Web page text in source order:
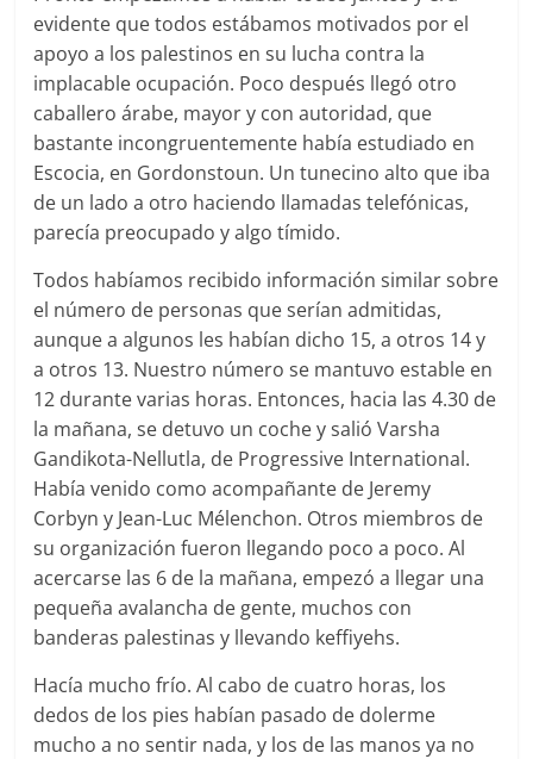
evidente que todos estábamos motivados por el
apoyo a los palestinos en su lucha contra la
implacable ocupación. Poco después llegó otro
caballero árabe, mayor y con autoridad, que
bastante incongruentemente había estudiado en
Escocia, en Gordonstoun. Un tunecino alto que iba
de un lado a otro haciendo llamadas telefónicas,
parecía preocupado y algo tímido.
Todos habíamos recibido información similar sobre
el número de personas que serían admitidas,
aunque a algunos les habían dicho 15, a otros 14 y
a otros 13. Nuestro número se mantuvo estable en
12 durante varias horas. Entonces, hacia las 4.30 de
la mañana, se detuvo un coche y salió Varsha
Gandikota-Nellutla, de Progressive International.
Había venido como acompañante de Jeremy
Corbyn y Jean-Luc Mélenchon. Otros miembros de
su organización fueron llegando poco a poco. Al
acercarse las 6 de la mañana, empezó a llegar una
pequeña avalancha de gente, muchos con
banderas palestinas y llevando keffiyehs.
Hacía mucho frío. Al cabo de cuatro horas, los
dedos de los pies habían pasado de dolerme
mucho a no sentir nada, y los de las manos ya no